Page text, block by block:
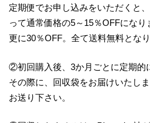
定期便でお申し込みをいただくと
って通常価格の5～15％OFFにな
更に30％OFF。全て送料無料となり
②初回購入後、3か月ごとに定期的
その際に、回収袋をお届けいたし
お送り下さい。